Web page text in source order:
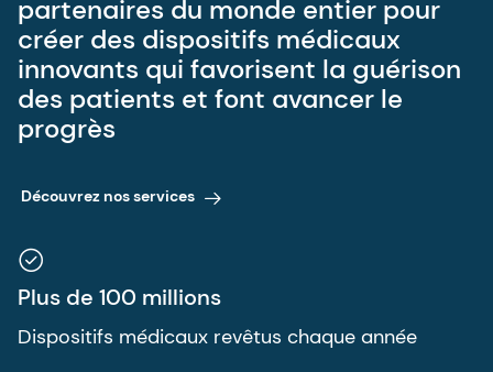
partenaires du monde entier pour
créer des dispositifs médicaux
innovants qui favorisent la guérison
des patients et font avancer le
progrès
Découvrez nos services
Plus de 100 millions
Dispositifs médicaux revêtus chaque année